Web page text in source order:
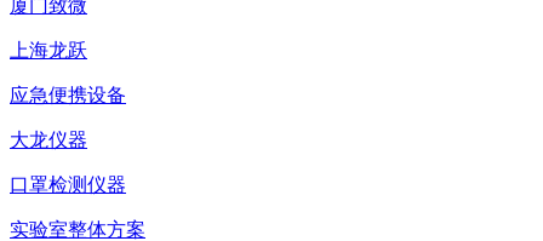
厦门致微
上海龙跃
应急便携设备
大龙仪器
口罩检测仪器
实验室整体方案